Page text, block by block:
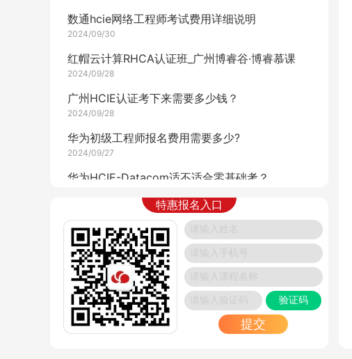
数通hcie网络工程师考试费用详细说明
2024/09/30
红帽云计算RHCA认证班_广州博睿谷·博睿慕课
2024/09/28
广州HCIE认证考下来需要多少钱？
2024/09/28
华为初级工程师报名费用需要多少?
2024/09/27
华为HCIE-Datacom适不适合零基础考？
华为认证大数据课程_博睿谷·博睿慕课
2024/09/27
Oracle数据库专家_OCP 19C要考哪几门
2024/09/26
华为Security架构是怎么样的，学起来难吗？
2024/09/26
掌握hcie-datdaom就是打好了ICT多领域的基础
特惠报名入口
验证码
提交